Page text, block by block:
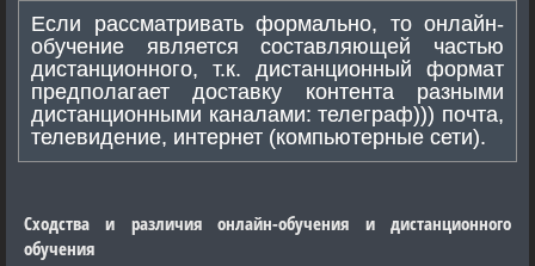
Если рассматривать формально, то онлайн-
обучение является составляющей частью
дистанционного, т.к. дистанционный формат
предполагает доставку контента разными
дистанционными каналами: телеграф))) почта,
телевидение, интернет (компьютерные сети).
Сходства и различия онлайн-обучения и дистанционного
обучения